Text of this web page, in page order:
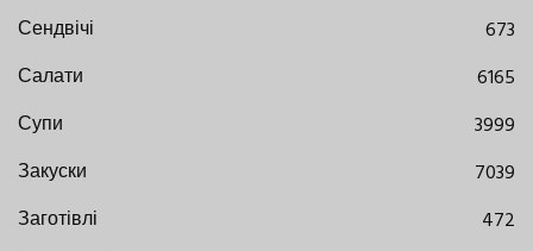
Сендвічі
673
Салати
6165
Супи
3999
Закуски
7039
Заготівлі
472